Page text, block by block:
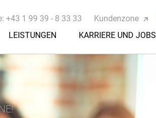
+43 1 99 39 - 8 33 33
Kundenzone
LEISTUNGEN KARRIERE UND JOBS